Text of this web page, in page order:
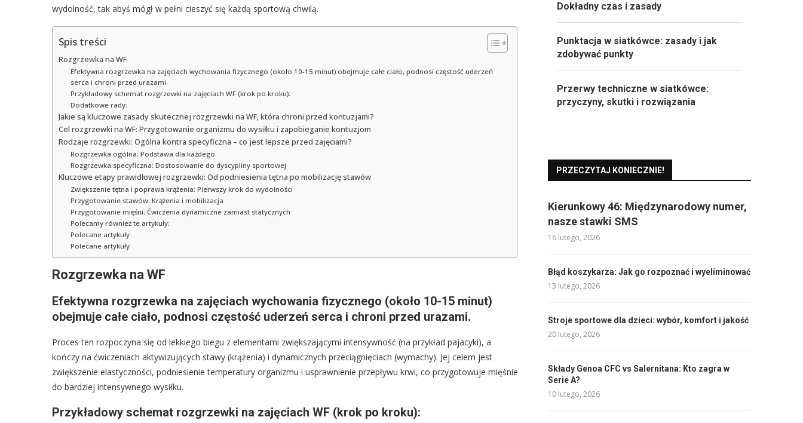
wydolność, tak abyś mógł w pełni cieszyć się każdą sportową chwilą.
Spis treści
Rozgrzewka na WF
Efektywna rozgrzewka na zajęciach wychowania fizycznego (około 10-15 minut) obejmuje całe ciało, podnosi częstość uderzeń
serca i chroni przed urazami.
Przykładowy schemat rozgrzewki na zajęciach WF (krok po kroku):
Dodatkowe rady:
Jakie są kluczowe zasady skutecznej rozgrzewki na WF, która chroni przed kontuzjami?
Cel rozgrzewki na WF: Przygotowanie organizmu do wysiłku i zapobieganie kontuzjom
Rodzaje rozgrzewki: Ogólna kontra specyficzna – co jest lepsze przed zajęciami?
Rozgrzewka ogólna: Podstawa dla każdego
Rozgrzewka specyficzna: Dostosowanie do dyscypliny sportowej
Kluczowe etapy prawidłowej rozgrzewki: Od podniesienia tętna po mobilizację stawów
Zwiększenie tętna i poprawa krążenia: Pierwszy krok do wydolności
Przygotowanie stawów: Krążenia i mobilizacja
Przygotowanie mięśni: Ćwiczenia dynamiczne zamiast statycznych
Polecamy również te artykuły:
Polecane artykuły
Polecane artykuły
Rozgrzewka na WF
Efektywna rozgrzewka na zajęciach wychowania fizycznego (około 10-15 minut)
obejmuje całe ciało, podnosi częstość uderzeń serca i chroni przed urazami.
Proces ten rozpoczyna się od lekkiego biegu z elementami zwiększającymi intensywność (na przykład pajacyki), a
kończy na ćwiczeniach aktywizujących stawy (krążenia) i dynamicznych przeciągnięciach (wymachy). Jej celem jest
zwiększenie elastyczności, podniesienie temperatury organizmu i usprawnienie przepływu krwi, co przygotowuje mięśnie
do bardziej intensywnego wysiłku.
Przykładowy schemat rozgrzewki na zajęciach WF (krok po kroku):
Dokładny czas i zasady
Punktacja w siatkówce: zasady i jak
zdobywać punkty
Przerwy techniczne w siatkówce:
przyczyny, skutki i rozwiązania
PRZECZYTAJ KONIECZNIE!
Kierunkowy 46: Międzynarodowy numer,
nasze stawki SMS
16 lutego, 2026
Błąd koszykarza: Jak go rozpoznać i wyeliminować
13 lutego, 2026
Stroje sportowe dla dzieci: wybór, komfort i jakość
20 lutego, 2026
Składy Genoa CFC vs Salernitana: Kto zagra w
Serie A?
10 lutego, 2026